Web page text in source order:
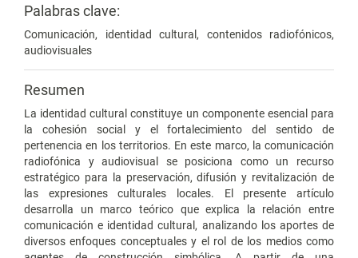
Palabras clave:
Comunicación, identidad cultural, contenidos radiofónicos,
audiovisuales
Resumen
La identidad cultural constituye un componente esencial para
la cohesión social y el fortalecimiento del sentido de
pertenencia en los territorios. En este marco, la comunicación
radiofónica y audiovisual se posiciona como un recurso
estratégico para la preservación, difusión y revitalización de
las expresiones culturales locales. El presente artículo
desarrolla un marco teórico que explica la relación entre
comunicación e identidad cultural, analizando los aportes de
diversos enfoques conceptuales y el rol de los medios como